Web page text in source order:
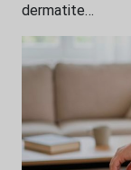
dermatite…